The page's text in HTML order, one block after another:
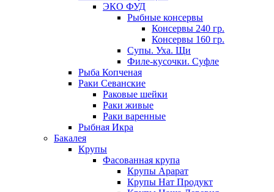
ЭКО ФУД
Рыбные консервы
Консервы 240 гр.
Консервы 160 гр.
Супы. Уха. Щи
Филе-кусочки. Суфле
Рыба Копченая
Раки Севанские
Раковые шейки
Раки живые
Раки варенные
Рыбная Икра
Бакалея
Крупы
Фасованная крупа
Крупы Арарат
Крупы Нат Продукт